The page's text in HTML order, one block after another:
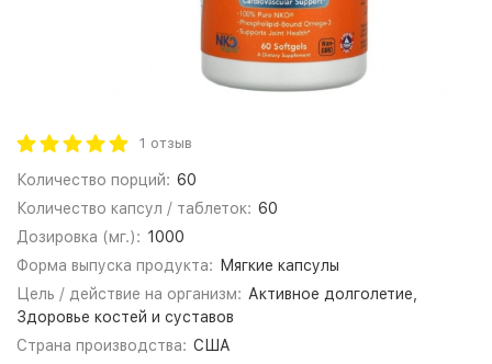
1 отзыв
Количество порций: 60
Количество капсул / таблеток: 60
Дозировка (мг.): 1000
Форма выпуска продукта:
Мягкие капсулы
Цель / действие на организм: Активное долголетие,
Здоровье костей и суставов
Страна производства: США